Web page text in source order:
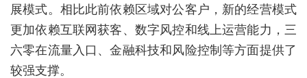
展模式。相比此前依赖区域对公客户，新的经营模式
更加依赖互联网获客、数字风控和线上运营能力，三
六零在流量入口、金融科技和风险控制等方面提供了
较强支撑。